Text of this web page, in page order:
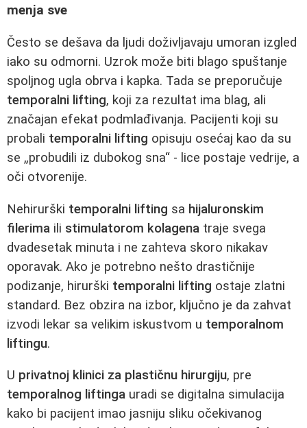
menja sve
Često se dešava da ljudi doživljavaju umoran izgled
iako su odmorni. Uzrok može biti blago spuštanje
spoljnog ugla obrva i kapka. Tada se preporučuje
temporalni lifting, koji za rezultat ima blag, ali
značajan efekat podmlađivanja. Pacijenti koji su
probali temporalni lifting opisuju osećaj kao da su
se „probudili iz dubokog sna“ - lice postaje vedrije, a
oči otvorenije.
Nehirurški temporalni lifting sa hijaluronskim
filerima ili stimulatorom kolagena traje svega
dvadesetak minuta i ne zahteva skoro nikakav
oporavak. Ako je potrebno nešto drastičnije
podizanje, hirurški temporalni lifting ostaje zlatni
standard. Bez obzira na izbor, ključno je da zahvat
izvodi lekar sa velikim iskustvom u temporalnom
liftingu.
U privatnoj klinici za plastičnu hirurgiju, pre
temporalnog liftinga uradi se digitalna simulacija
kako bi pacijent imao jasniju sliku očekivanog